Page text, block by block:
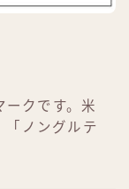
ークです。米
「ノングルテ